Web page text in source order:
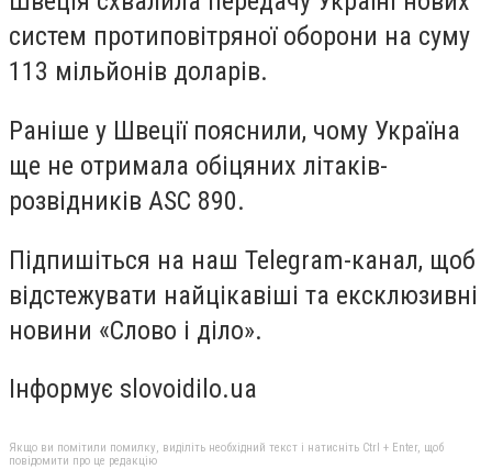
систем протиповітряної оборони на суму
113 мільйонів доларів.
Раніше у Швеції пояснили, чому Україна
ще не отримала обіцяних літаків-
розвідників ASC 890.
Підпишіться на наш Telegram-канал, щоб
відстежувати найцікавіші та ексклюзивні
новини «Слово і діло».
Інформує slovoidilo.ua
Якщо ви помітили помилку, виділіть необхідний текст і натисніть Ctrl + Enter, щоб
повідомити про це редакцію